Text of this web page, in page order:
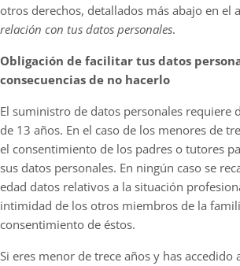
otros derechos, detallados más abajo en el
relación con tus datos personales.
Obligación de facilitar tus datos
consecuencias de no hacerlo
El suministro de datos personales requiere
de 13 años. En el caso de los menores de
el consentimiento de los padres o tutores
sus datos personales. En ningún caso se
edad datos relativos a la situación
intimidad de los otros miembros de la
consentimiento de éstos.
Si eres menor de trece años y has accedido